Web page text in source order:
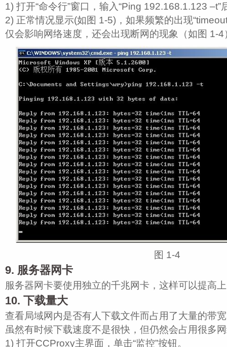
1) 打开“命令行”窗口，输入“Ping 192.168.1.123 –t”
2) 正常情况显示(如图 1‑5)，如果频繁的出现
仅会影响网络速度，还会出现断网的现象（如图 1‑4
图 1‑4
9. 服务器网卡
服务器网卡要使用独立的千兆网卡，这样可以提高
10. 下载量大
查看局域网内是否有人下载文件而占用了大量的带
虽然有时候下载速度不是很快，但仍然会占用很多
1) 打开CCProxy主界面，单击“监控”按钮。